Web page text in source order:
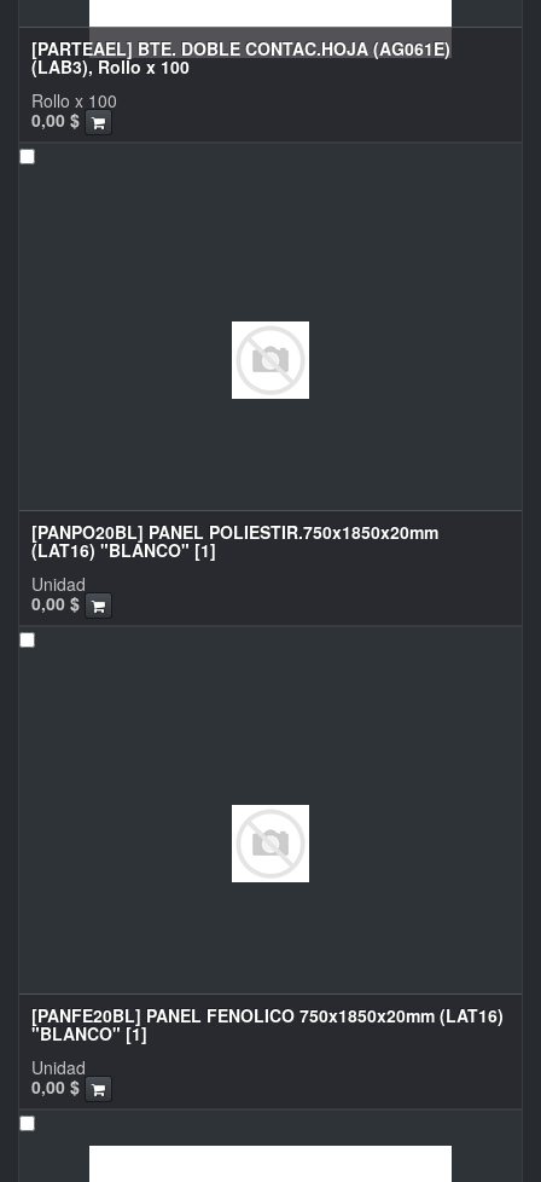
[PARTEAEL] BTE. DOBLE CONTAC.HOJA (AG061E)
(LAB3), Rollo x 100
0,00 $
Rollo x 100
[PANPO20BL] PANEL POLIESTIR.750x1850x20mm
(LAT16) "BLANCO" [1]
0,00 $
Unidad
[PANFE20BL] PANEL FENOLICO 750x1850x20mm (LAT16)
"BLANCO" [1]
0,00 $
Unidad